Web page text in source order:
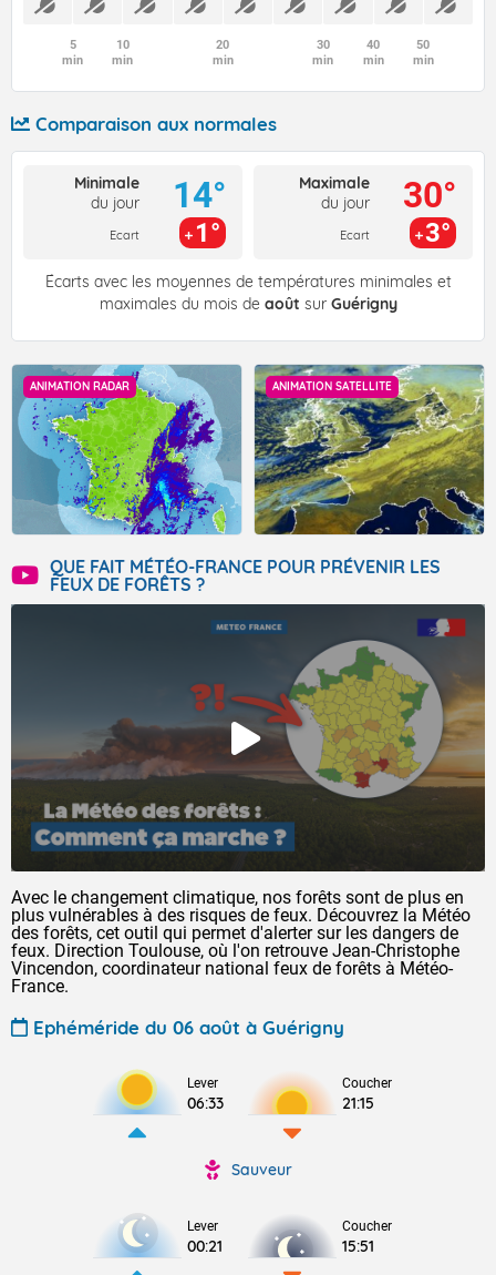
5
min
10
min
20
min
30
min
40
min
50
min
Comparaison aux normales
Minimale
du jour
Ecart
14°
1°
Maximale
du jour
Ecart
30°
3°
Écarts avec les moyennes de températures minimales et
maximales du mois de août sur Guérigny
ANIMATION RADAR ANIMATION SATELLITE
QUE FAIT MÉTÉO-FRANCE POUR PRÉVENIR LES
FEUX DE FORÊTS ?
Avec le changement climatique, nos forêts sont de plus en
plus vulnérables à des risques de feux. Découvrez la Météo
des forêts, cet outil qui permet d'alerter sur les dangers de
feux. Direction Toulouse, où l'on retrouve Jean-Christophe
Vincendon, coordinateur national feux de forêts à Météo-
France.
Ephéméride du 06 août à Guérigny
Lever
06:33
Coucher
21:15
Sauveur
Lever
00:21
Coucher
15:51